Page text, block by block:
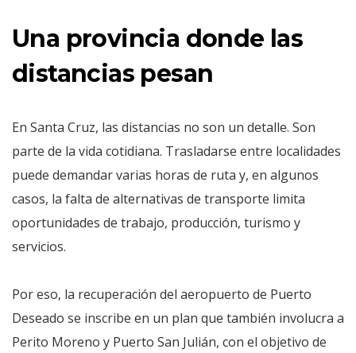
Una provincia donde las
distancias pesan
En Santa Cruz, las distancias no son un detalle. Son
parte de la vida cotidiana. Trasladarse entre localidades
puede demandar varias horas de ruta y, en algunos
casos, la falta de alternativas de transporte limita
oportunidades de trabajo, producción, turismo y
servicios.
Por eso, la recuperación del aeropuerto de Puerto
Deseado se inscribe en un plan que también involucra a
Perito Moreno y Puerto San Julián, con el objetivo de